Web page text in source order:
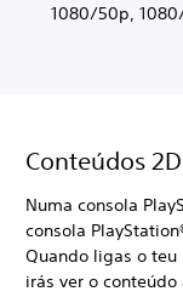
1080/50p,
Conteúdos
Numa consola
consola
Quando ligas o teu
irás ver o